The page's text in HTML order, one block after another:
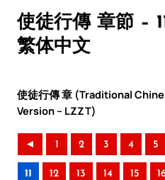
使徒行傳 章節 –
繁体中文
使徒行傳 章 (Traditional
Version – LZZT)
◄ 1 2 3 4 5
11 12 13 14 15